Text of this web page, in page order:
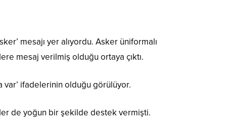
mesajı yer alıyordu. Asker üniformalı
mesaj verilmiş olduğu ortaya çıktı.
var’ ifadelerinin olduğu görülüyor.
de yoğun bir şekilde destek vermişti.